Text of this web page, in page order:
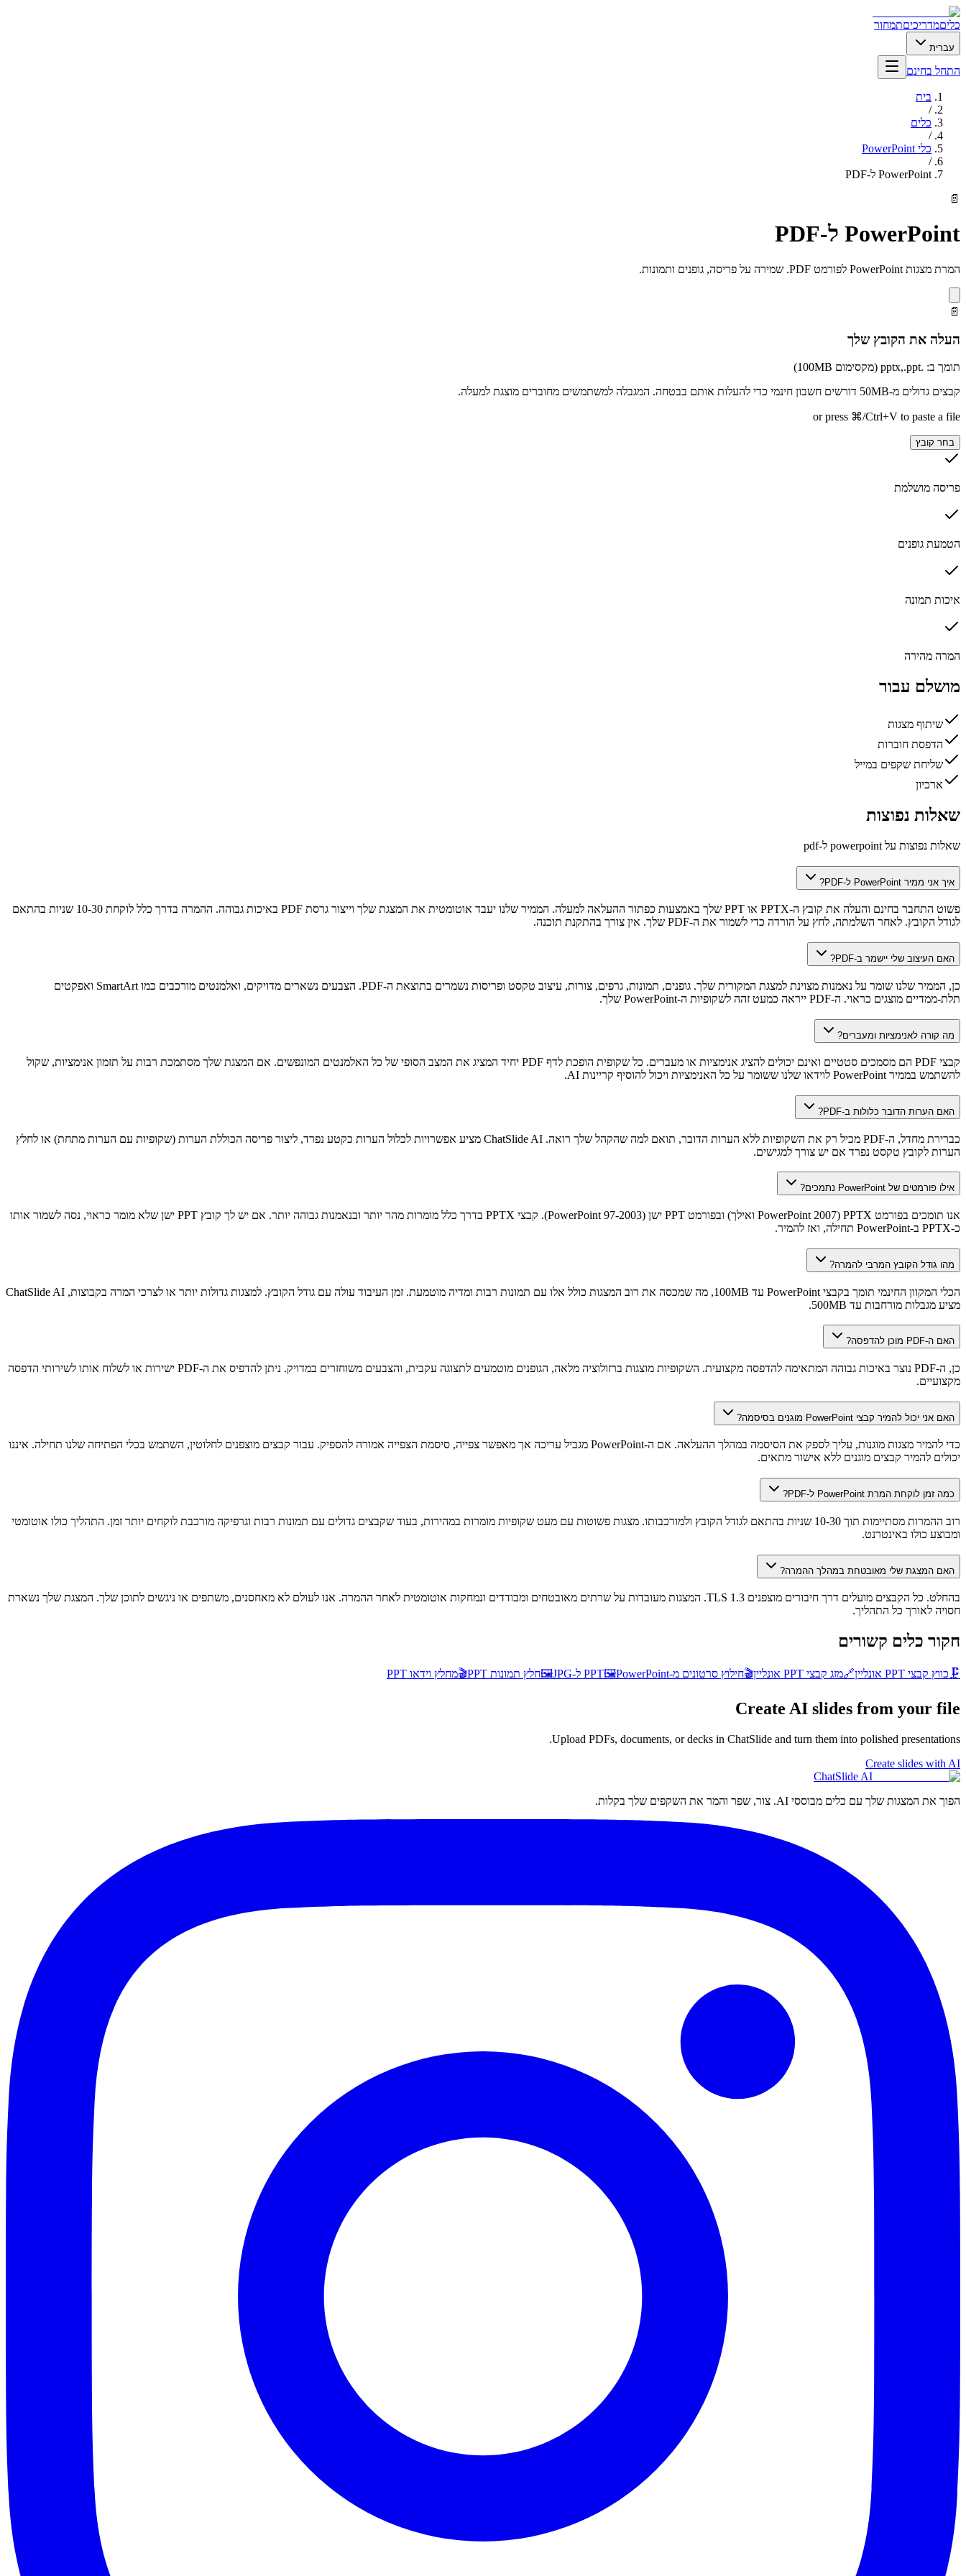
כליםמדריכיםתמחור
עברית
התחל בחינם
בית
/
כלים
/
כלי PowerPoint
/
PowerPoint ל-PDF
📄
PowerPoint ל-PDF
המרת מצגות PowerPoint לפורמט PDF. שמירה על פריסה, גופנים ותמונות.
📄
העלה את הקובץ שלך
תומך ב: .pptx,.ppt (מקסימום 100MB)
קבצים גדולים מ-50MB דורשים חשבון חינמי כדי להעלות אותם בבטחה. המגבלה למשתמשים מחוברים מוצגת למעלה.
or press ⌘/Ctrl+V to paste a file
בחר קובץ
פריסה מושלמת
הטמעת גופנים
איכות תמונה
המרה מהירה
מושלם עבור
שיתוף מצגות
הדפסת חוברות
שליחת שקפים במייל
ארכיון
שאלות נפוצות
שאלות נפוצות על powerpoint ל-pdf
איך אני ממיר PowerPoint ל-PDF?
פשוט התחבר בחינם והעלה את קובץ ה-PPTX או PPT שלך באמצעות כפתור ההעלאה למעלה. הממיר שלנו יעבד אוטומטית את המצגת שלך וייצור גרסת PDF באיכות גבוהה. ההמרה בדרך כלל לוקחת 10-30 שניות בהתאם
לגודל הקובץ. לאחר השלמתה, לחץ על הורדה כדי לשמור את ה-PDF שלך. אין צורך בהתקנת תוכנה.
האם העיצוב שלי יישמר ב-PDF?
כן, הממיר שלנו שומר על נאמנות מצוינת למצגת המקורית שלך. גופנים, תמונות, גרפים, צורות, עיצוב טקסט ופריסות נשמרים בתוצאת ה-PDF. הצבעים נשארים מדויקים, ואלמנטים מורכבים כמו SmartArt ואפקטים
תלת-ממדיים מוצגים כראוי. ה-PDF ייראה כמעט זהה לשקופיות ה-PowerPoint שלך.
מה קורה לאנימציות ומעברים?
קבצי PDF הם מסמכים סטטיים ואינם יכולים להציג אנימציות או מעברים. כל שקופית הופכת לדף PDF יחיד המציג את המצב הסופי של כל האלמנטים המונפשים. אם המצגת שלך מסתמכת רבות על תזמון אנימציות, שקול
להשתמש בממיר PowerPoint לוידאו שלנו ששומר על כל האנימציות ויכול להוסיף קריינות AI.
האם הערות הדובר כלולות ב-PDF?
כברירת מחדל, ה-PDF מכיל רק את השקופיות ללא הערות הדובר, תואם למה שהקהל שלך רואה. ChatSlide AI מציע אפשרויות לכלול הערות כקטע נפרד, ליצור פריסה הכוללת הערות (שקופיות עם הערות מתחת) או לחלץ
הערות לקובץ טקסט נפרד אם יש צורך למגישים.
אילו פורמטים של PowerPoint נתמכים?
אנו תומכים בפורמט PPTX (PowerPoint 2007 ואילך) ובפורמט PPT ישן (PowerPoint 97-2003). קבצי PPTX בדרך כלל מומרות מהר יותר ובנאמנות גבוהה יותר. אם יש לך קובץ PPT ישן שלא מומר כראוי, נסה לשמור אותו
כ-PPTX ב-PowerPoint תחילה, ואז להמיר.
מהו גודל הקובץ המרבי להמרה?
הכלי המקוון החינמי תומך בקבצי PowerPoint עד 100MB, מה שמכסה את רוב המצגות כולל אלו עם תמונות רבות ומדיה מוטמעת. זמן העיבוד עולה עם גודל הקובץ. למצגות גדולות יותר או לצרכי המרה בקבוצות, ChatSlide AI
מציע מגבלות מורחבות עד 500MB.
האם ה-PDF מוכן להדפסה?
כן, ה-PDF נוצר באיכות גבוהה המתאימה להדפסה מקצועית. השקופיות מוצגות ברזולוציה מלאה, הגופנים מוטמעים לתצוגה עקבית, והצבעים משוחזרים במדויק. ניתן להדפיס את ה-PDF ישירות או לשלוח אותו לשירותי הדפסה
מקצועיים.
האם אני יכול להמיר קבצי PowerPoint מוגנים בסיסמה?
כדי להמיר מצגות מוגנות, עליך לספק את הסיסמה במהלך ההעלאה. אם ה-PowerPoint מגביל עריכה אך מאפשר צפייה, סיסמת הצפייה אמורה להספיק. עבור קבצים מוצפנים לחלוטין, השתמש בכלי הפתיחה שלנו תחילה. איננו
יכולים להמיר קבצים מוגנים ללא אישור מתאים.
כמה זמן לוקחת המרת PowerPoint ל-PDF?
רוב ההמרות מסתיימות תוך 10-30 שניות בהתאם לגודל הקובץ ולמורכבותו. מצגות פשוטות עם מעט שקופיות מומרות במהירות, בעוד שקבצים גדולים עם תמונות רבות וגרפיקה מורכבת לוקחים יותר זמן. התהליך כולו אוטומטי
ומבוצע כולו באינטרנט.
האם המצגת שלי מאובטחת במהלך ההמרה?
בהחלט. כל הקבצים מועלים דרך חיבורים מוצפנים TLS 1.3. המצגות מעובדות על שרתים מאובטחים ומבודדים ונמחקות אוטומטית לאחר ההמרה. אנו לעולם לא מאחסנים, משתפים או ניגשים לתוכן שלך. המצגת שלך נשארת
חסויה לאורך כל התהליך.
חקור כלים קשורים
🗜️ כווץ קבצי PPT אונליין 🔗מזג קבצי PPT אונליין 🎬חילוץ סרטונים מ-PPT 🖼️PowerPoint ל-JPG 🖼️חלץ תמונות PPT 🎬מחלץ וידאו PPT
Create AI slides from your file
Upload PDFs, documents, or decks in ChatSlide and turn them into polished presentations.
Create slides with AI
ChatSlide AI
הפוך את המצגות שלך עם כלים מבוססי AI. צור, שפר והמר את השקפים שלך בקלות.